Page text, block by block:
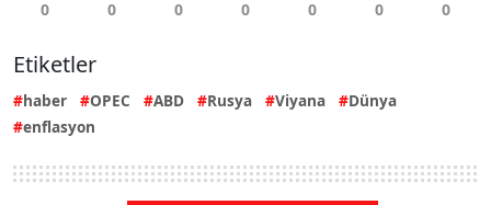
Etiketler
haber OPEC ABD Rusya Viyana
Dünya
enflasyon